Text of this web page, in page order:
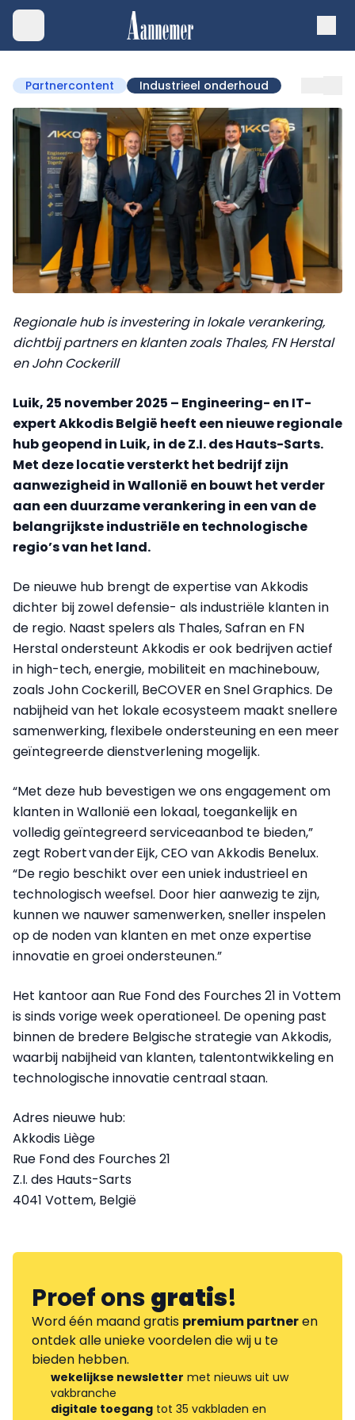
Partnercontent Industrieel onderhoud
Regionale hub is investering in lokale verankering,
dichtbij partners en klanten zoals Thales, FN Herstal
en John Cockerill
Luik, 25 november 2025 – Engineering- en IT-
expert Akkodis België heeft een nieuwe regionale
hub geopend in Luik, in de Z.I. des Hauts-Sarts.
Met deze locatie versterkt het bedrijf zijn
aanwezigheid in Wallonië en bouwt het verder
aan een duurzame verankering in een van de
belangrijkste industriële en technologische
regio’s van het land.
De nieuwe hub brengt de expertise van Akkodis
dichter bij zowel defensie- als industriële klanten in
de regio. Naast spelers als Thales, Safran en FN
Herstal ondersteunt Akkodis er ook bedrijven actief
in high-tech, energie, mobiliteit en machinebouw,
zoals John Cockerill, BeCOVER en Snel Graphics. De
nabijheid van het lokale ecosysteem maakt snellere
samenwerking, flexibele ondersteuning en een meer
geïntegreerde dienstverlening mogelijk.
“Met deze hub bevestigen we ons engagement om
klanten in Wallonië een lokaal, toegankelijk en
volledig geïntegreerd serviceaanbod te bieden,”
zegt Robert van der Eijk, CEO van Akkodis Benelux.
“De regio beschikt over een uniek industrieel en
technologisch weefsel. Door hier aanwezig te zijn,
kunnen we nauwer samenwerken, sneller inspelen
op de noden van klanten en met onze expertise
innovatie en groei ondersteunen.”
Het kantoor aan Rue Fond des Fourches 21 in Vottem
is sinds vorige week operationeel. De opening past
binnen de bredere Belgische strategie van Akkodis,
waarbij nabijheid van klanten, talentontwikkeling en
technologische innovatie centraal staan.
Adres nieuwe hub:
Akkodis Liège
Rue Fond des Fourches 21
Z.I. des Hauts-Sarts
4041 Vottem, België
Proef onsgratis!
Word één maand gratis premium partneren
ontdek alle unieke voordelen die wij u te
bieden hebben.
wekelijkse newsletter met nieuws uit uw
vakbranche
digitale toegang tot 35 vakbladen en